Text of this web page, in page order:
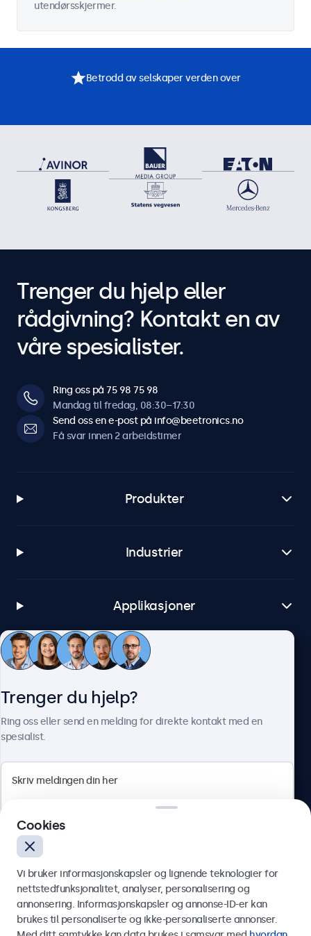
utendørsskjermer.
Betrodd av selskaper verden over
Trenger du hjelp eller
rådgivning? Kontakt en av
våre spesialister.
Ring oss på 75 98 75 98
Mandag til fredag, 08:30–17:30
Send oss en e-post på info@beetronics.no
Få svar innen 2 arbeidstimer
Produkter
Industrier
Applikasjoner
Kundeservice
Norsk
Trenger du hjelp?
Ring oss eller send en melding for direkte kontakt med en
spesialist.
Send
Cookies
Vi bruker informasjonskapsler og lignende teknologier for
nettstedfunksjonalitet, analyser, personalisering og
annonsering. Informasjonskapsler og annonse-ID-er kan
brukes til personaliserte og ikke-personaliserte annonser.